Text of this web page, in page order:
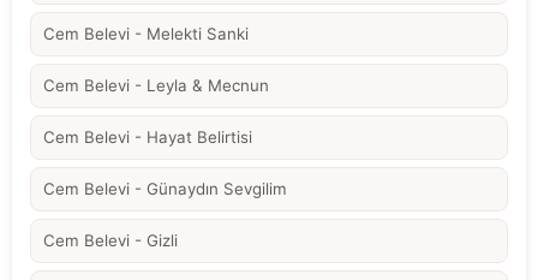
Cem Belevi - Melekti Sanki
Cem Belevi - Leyla & Mecnun
Cem Belevi - Hayat Belirtisi
Cem Belevi - Günaydın Sevgilim
Cem Belevi - Gizli